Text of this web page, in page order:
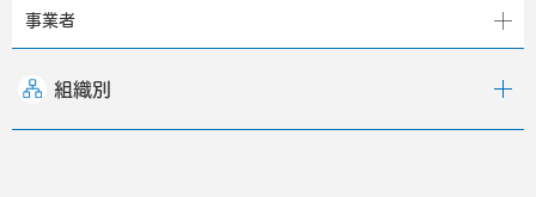
事業者
組織別